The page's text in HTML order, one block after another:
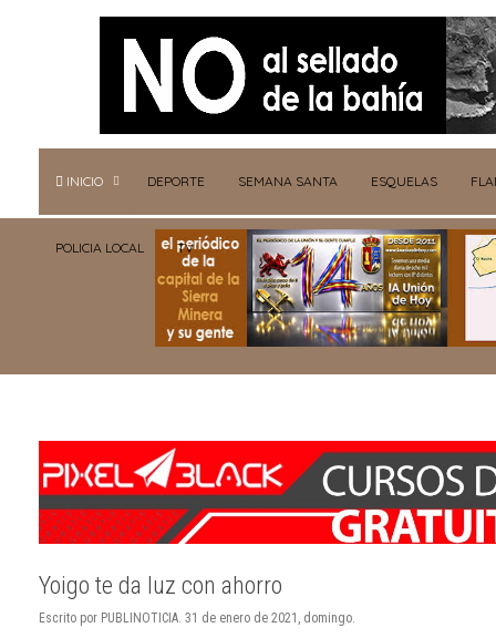
INICIO DEPORTE SEMANA SANTA ESQUELAS
POLICIA LOCAL TV
Yoigo te da luz con ahorro
Escrito por PUBLINOTICIA. 31 de enero de 2021, domingo.